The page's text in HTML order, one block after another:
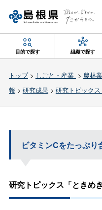
目的で探す 組織で探す
トップ> しごと・産業 > 農林業
報 > 研究成果> 研究トピックス
ビタミンCをたっぷ
研究トピックス「ときめ